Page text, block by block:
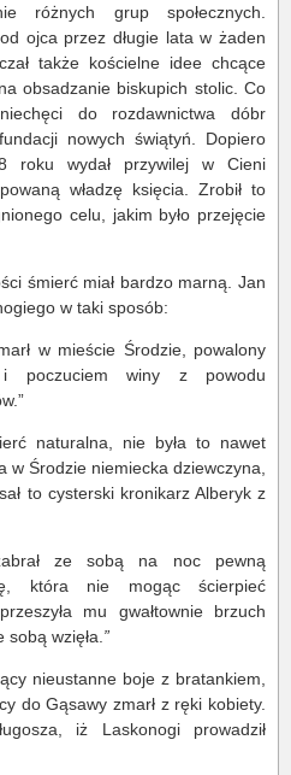
różnych grup społecznych.
ojca przez długie lata w żaden
także kościelne idee chcące
obsadzanie biskupich stolic. Co
do rozdawnictwa dóbr
nowych świątyń. Dopiero
roku wydał przywilej w Cieni
władzę księcia. Zrobił to
celu, jakim było przejęcie
śmierć miał bardzo marną. Jan
w taki sposób:
w mieście Środzie, powalony
poczuciem winy z powodu
naturalna, nie była to nawet
w Środzie niemiecka dziewczyna,
to cysterski kronikarz Alberyk z
zabrał ze sobą na noc pewną
która nie mogąc ścierpieć
mu gwałtownie brzuch
wzięła. ”
nieustanne boje z bratankiem,
do Gąsawy zmarł z ręki kobiety.
iż Laskonogi prowadził